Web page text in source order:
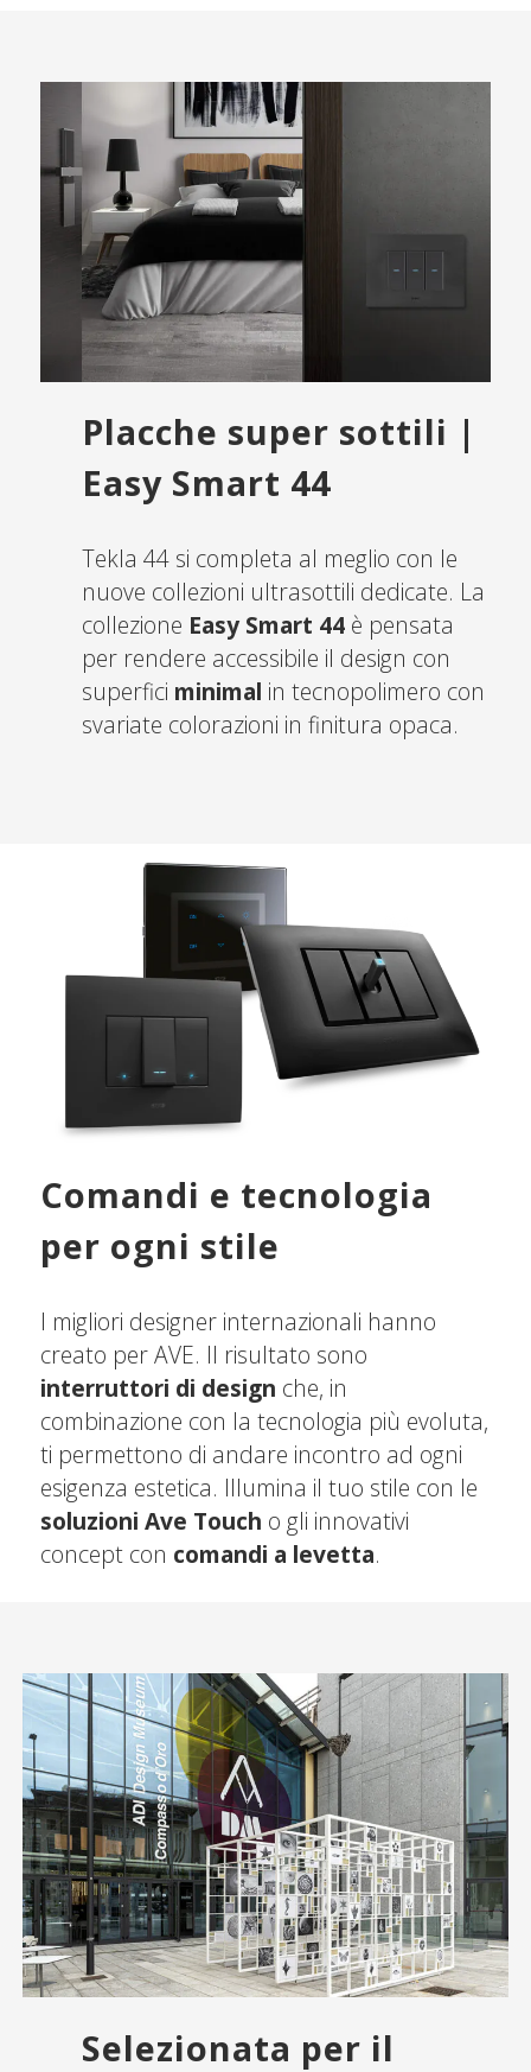
Placche super sottili |
Easy Smart 44
Tekla 44 si completa al meglio con le
nuove collezioni ultrasottili dedicate. La
collezione Easy Smart 44è pensata
per rendere accessibile il design con
superfici minimal in tecnopolimero con
svariate colorazioni in finitura opaca.
Comandi e tecnologia
per ogni stile
I migliori designer internazionali hanno
creato per AVE. Il risultato sono
interruttori di design che, in
combinazione con la tecnologia più evoluta,
ti permettono di andare incontro ad ogni
esigenza estetica. Illumina il tuo stile con le
soluzioni Ave Touch o gli innovativi
concept con comandi a levetta.
Selezionata per il